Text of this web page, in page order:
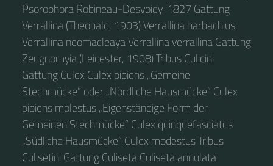
Psorophora Robineau-Desvoidy, 1827 Gattung
Verrallina (Theobald, 1903) Verrallina harbachius
Verrallina neomacleaya Verrallina verrallina Gattung
Zeugnomyia (Leicester, 1908) Tribus Culicini
Gattung Culex Culex pipiens „Gemeine
Stechmücke“ oder „Nördliche Hausmücke“ Culex
pipiens molestus „Eigenständige Form der
Gemeinen Stechmücke“ Culex quinquefasciatus
„Südliche Hausmücke“ Culex modestus Tribus
Culisetini Gattung Culiseta Culiseta annulata